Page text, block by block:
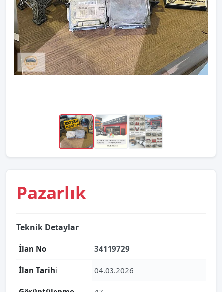
Pazarlık
Teknik Detaylar
İlan No 34119729
İlan Tarihi 04.03.2026